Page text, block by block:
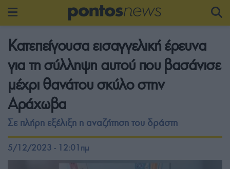
Κατεπείγουσα εισαγγελική έρευνα
για τη σύλληψη αυτού που βασάνισε
μέχρι θανάτου σκύλο στην
Αράχωβα
Σε πλήρη εξέλιξη η αναζήτηση του δράστη
5/12/2023 - 12:01πμ